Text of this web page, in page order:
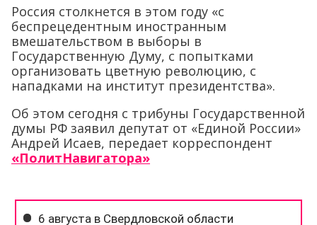
Россия столкнется в этом году «с
беспрецедентным иностранным
вмешательством в выборы в
Государственную Думу, с попытками
организовать цветную революцию, с
нападками на институт президентства».
Об этом сегодня с трибуны Государственной
думы РФ заявил депутат от «Единой России»
Андрей Исаев, передает корреспондент
«ПолитНавигатора»